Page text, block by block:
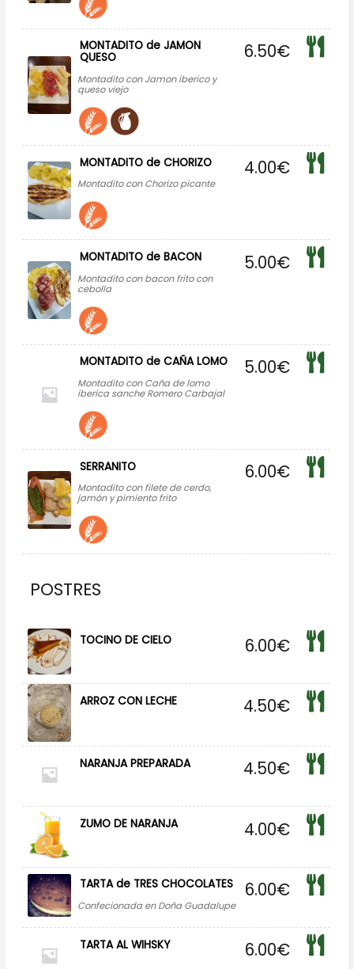
MONTADITO de JAMON
QUESO
Montadito con Jamon iberico y
queso viejo
6.50€
MONTADITO de CHORIZO
Montadito con Chorizo picante
4.00€
MONTADITO de BACON
Montadito con bacon frito con
cebolla
5.00€
MONTADITO de CAÑA LOMO
Montadito con Caña de lomo
iberica sanche Romero Carbajal
5.00€
SERRANITO
Montadito con filete de cerdo,
jamón y pimiento frito
6.00€
POSTRES
TOCINO DE CIELO 6.00€
ARROZ CON LECHE 4.50€
NARANJA PREPARADA 4.50€
ZUMO DE NARANJA 4.00€
TARTA de TRES CHOCOLATES
Confecionada en Doña Guadalupe
6.00€
TARTA AL WIHSKY 6.00€